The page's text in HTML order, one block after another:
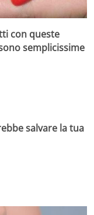
con queste
semplicissime
salvare la tua